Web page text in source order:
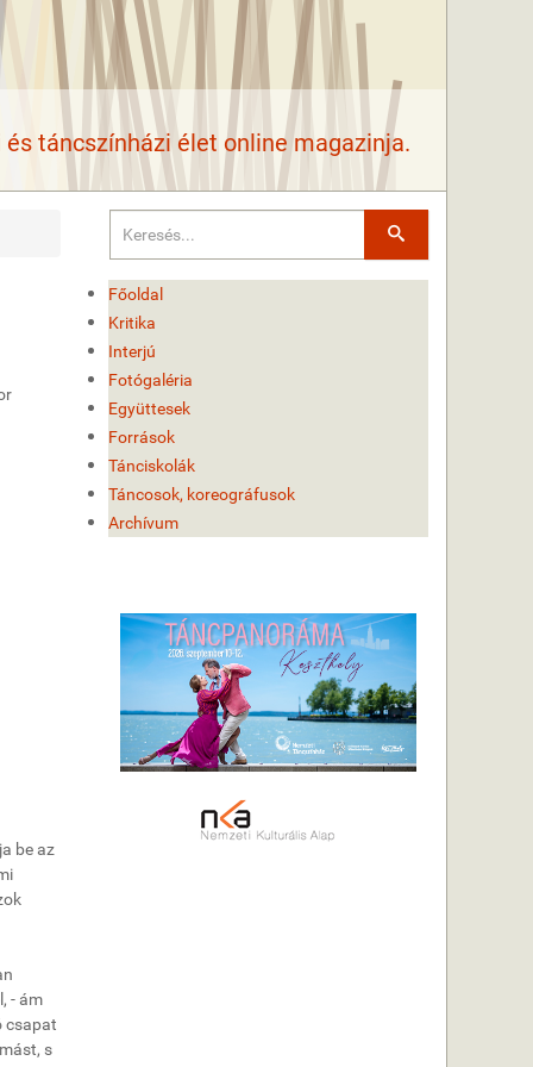
táncszínházi élet online magazinja.
be az
- ám
csapat
s
Keresés
Főoldal
Kritika
Interjú
Fotógaléria
Együttesek
Források
Tánciskolák
Táncosok, koreográfusok
Archívum